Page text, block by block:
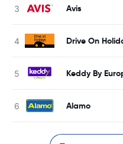
Avis
Drive On
Keddy By
Alamo